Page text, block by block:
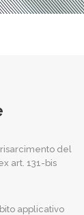
del
art. 131-bis
applicativo